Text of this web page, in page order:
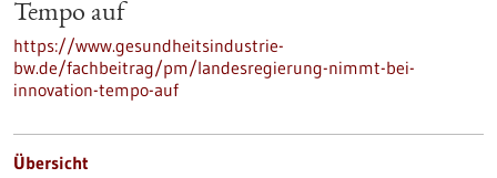
Tempo auf
https://www.gesundheitsindustrie-
bw.de/fachbeitrag/pm/landesregierung-nimmt-bei-
innovation-tempo-auf
Übersicht